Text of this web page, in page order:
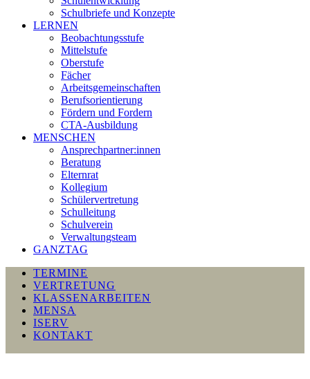
Schulbriefe und Konzepte
LERNEN
Beobachtungsstufe
Mittelstufe
Oberstufe
Fächer
Arbeitsgemeinschaften
Berufsorientierung
Fördern und Fordern
CTA-Ausbildung
MENSCHEN
Ansprechpartner:innen
Beratung
Elternrat
Kollegium
Schülervertretung
Schulleitung
Schulverein
Verwaltungsteam
GANZTAG
TERMINE
VERTRETUNG
KLASSENARBEITEN
MENSA
ISERV
KONTAKT